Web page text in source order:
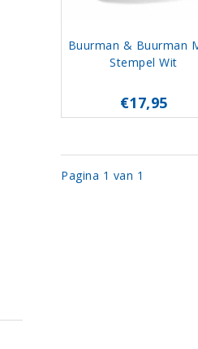
Buurman & Buurman
Stempel Wit
€17,95
Pagina 1 van 1